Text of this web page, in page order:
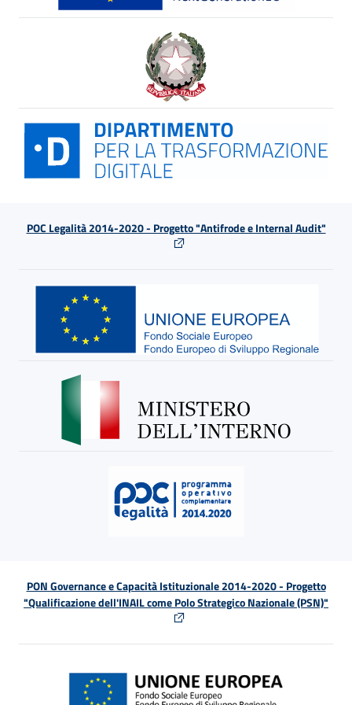
POC Legalità 2014-2020 - Progetto "Antifrode e Internal Audit"
PON Governance e Capacità Istituzionale 2014-2020 - Progetto
"Qualificazione dell'INAIL come Polo Strategico Nazionale (PSN)"